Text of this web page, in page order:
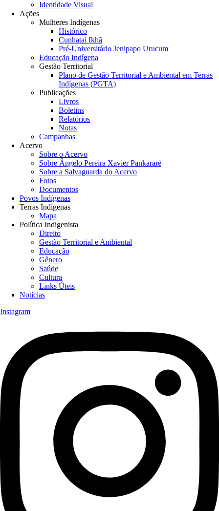
Identidade Visual
Ações
Mulheres Indígenas
Histórico
Cunhataí Ikhã
Pré-Universitário Jenipapo Urucum
Educação Indígena
Gestão Territorial
Plano de Gestão Territorial e Ambiental em Terras
Indígenas (PGTA)
Publicações
Livros
Boletins
Relatórios
Notas
Campanhas
Acervo
Sobre o Acervo
Sobre Ângelo Pereira Xavier Pankararé
Sobre a Salvaguarda do Acervo
Fotos
Documentos
Povos Indígenas
Terras Indígenas
Mapa
Política Indigenista
Direito
Gestão Territorial e Ambiental
Educação
Gênero
Saúde
Cultura
Links Úteis
Notícias
Instagram